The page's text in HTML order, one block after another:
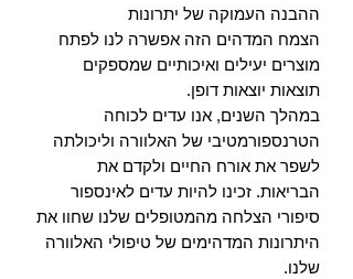
ההבנה העמוקה של יתרונות
הצמח המדהים הזה אפשרה לנו לפתח
מוצרים יעילים ואיכותיים שמספקים
תוצאות יוצאות דופן.
במהלך השנים, אנו עדים לכוחה
הטרנספורמטיבי של האלוורה וליכולתה
לשפר את אורח החיים ולקדם את
הבריאות. זכינו להיות עדים לאינספור
סיפורי הצלחה מהמטופלים שלנו שחוו את
היתרונות המדהימים של טיפולי האלוורה
שלנו.